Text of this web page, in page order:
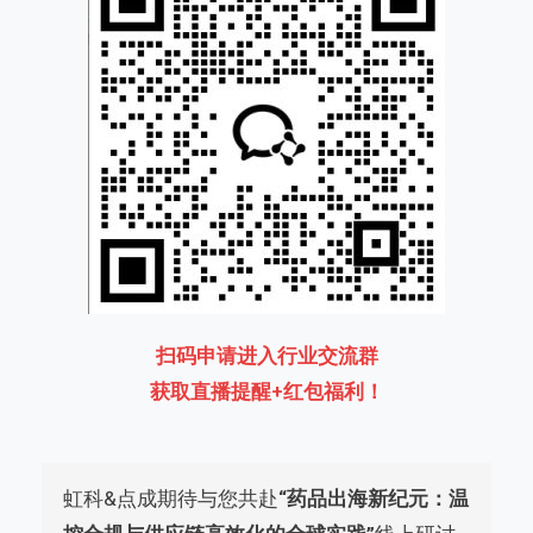
扫码申请进入行业交流群
获取直播提醒+红包福利！
虹科&点成期待与您共赴“药品出海新纪元：温